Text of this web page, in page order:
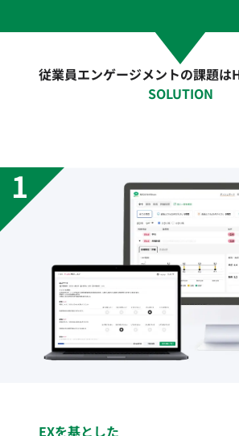
従業員エンゲージメントの課題は
SOLUTION
EXを基とした